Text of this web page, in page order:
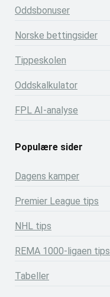
Oddsbonuser
Norske bettingsider
Tippeskolen
Oddskalkulator
FPL AI-analyse
Populære sider
Dagens kamper
Premier League tips
NHL tips
REMA 1000-ligaen tips
Tabeller